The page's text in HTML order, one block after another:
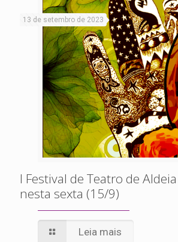
13 de setembro de 2023
I Festival de Teatro de
nesta sexta (15/9)
Leia mais